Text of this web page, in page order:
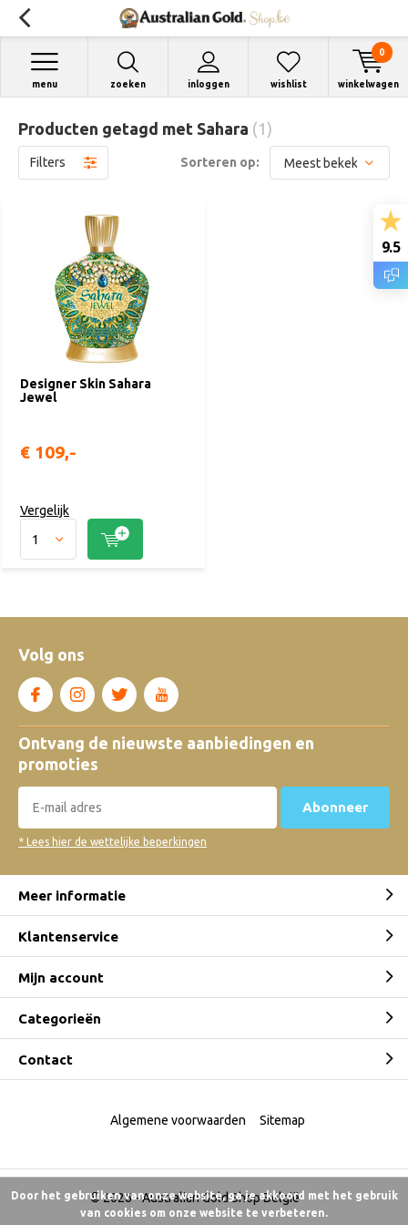
zoeken inloggen
menu wishlist winkelwagen
0
Producten getagd met Sahara (1)
Filters Sorteren op:
Designer Skin Sahara
Jewel
€ 109,-
Vergelijk
Volg ons
Ontvang de nieuwste aanbiedingen en
promoties
Abonneer
* Lees hier de wettelijke beperkingen
Meer informatie
Klantenservice
Mijn account
Categorieën
Contact
© 2026 -Australian Gold Shop België
Algemene voorwaarden Sitemap
9.5
Door het gebruiken van onze website, ga je akkoord met het gebruik
van cookies om onze website te verbeteren.